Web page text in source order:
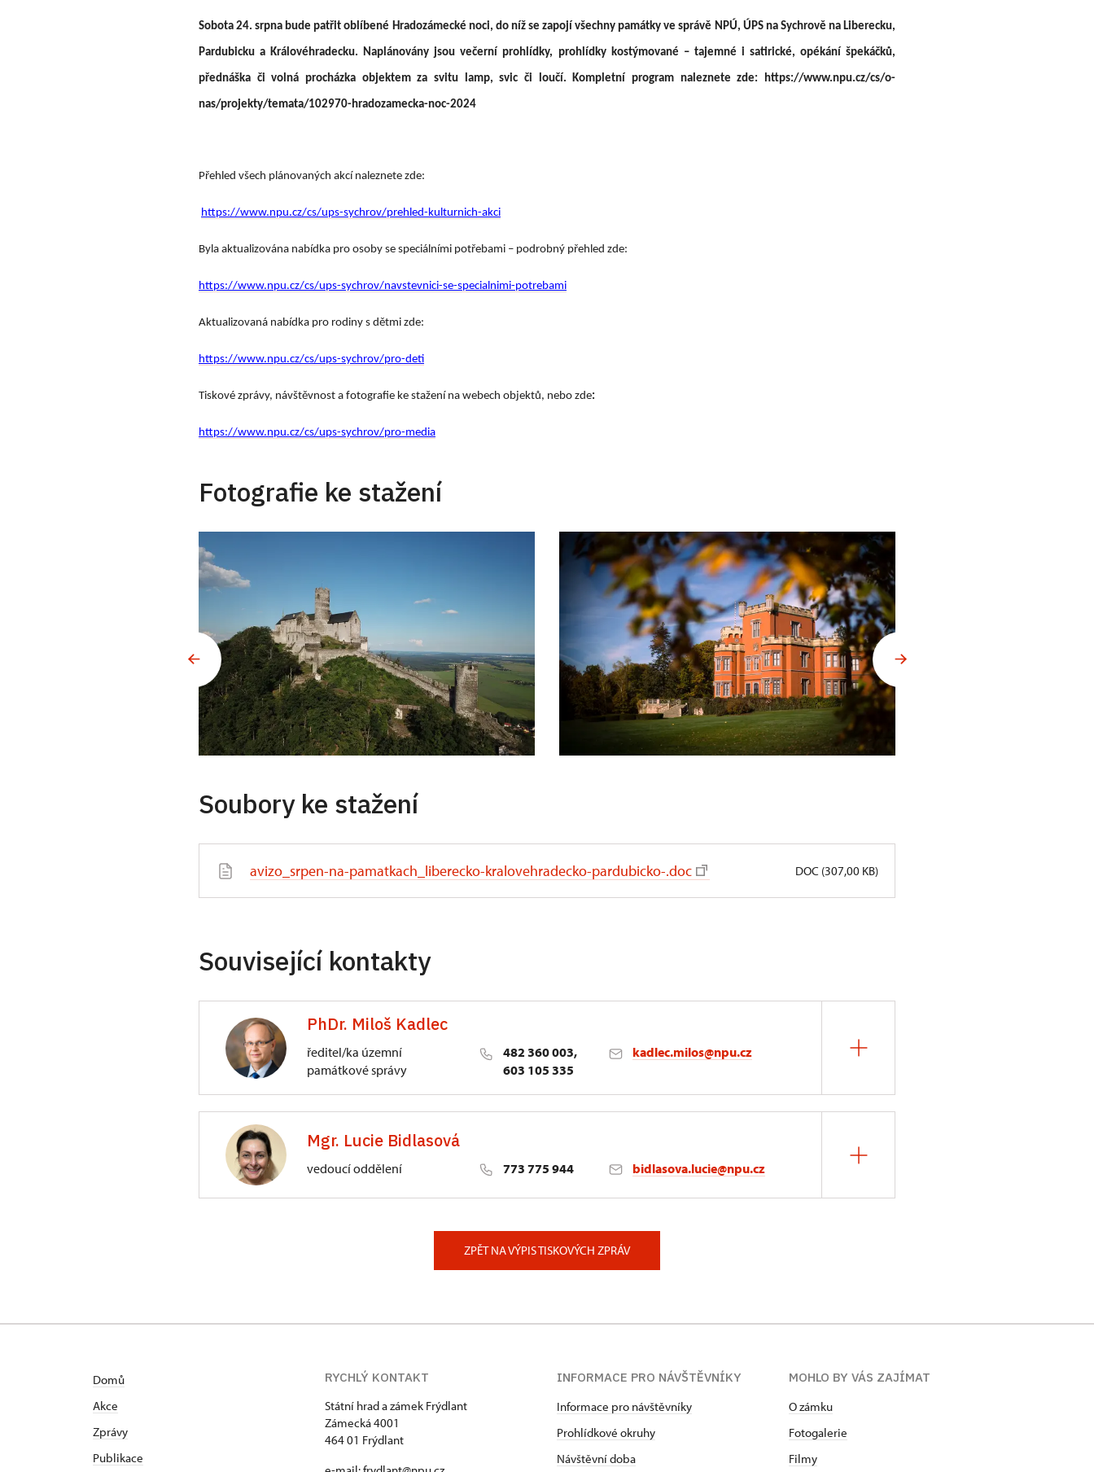
Sobota 24. srpna bude patřit oblíbené Hradozámecké noci, do níž se zapojí všechny památky ve správě NPÚ, ÚPS na Sychrově na Liberecku,
Pardubicku a Královéhradecku. Naplánovány jsou večerní prohlídky, prohlídky kostýmované – tajemné i satirické, opékání špekáčků,
přednáška či volná procházka objektem za svitu lamp, svic či loučí. Kompletní program naleznete zde: https://www.npu.cz/cs/o-
nas/projekty/temata/102970-hradozamecka-noc-2024
Přehled všech plánovaných akcí naleznete zde:
https://www.npu.cz/cs/ups-sychrov/prehled-kulturnich-akci
Byla aktualizována nabídka pro osoby se speciálními potřebami – podrobný přehled zde:
https://www.npu.cz/cs/ups-sychrov/navstevnici-se-specialnimi-potrebami
Aktualizovaná nabídka pro rodiny s dětmi zde:
https://www.npu.cz/cs/ups-sychrov/pro-deti
Tiskové zprávy, návštěvnost a fotografie ke stažení na webech objektů, nebo zde:
https://www.npu.cz/cs/ups-sychrov/pro-media
Fotografie ke stažení
Soubory ke stažení
avizo_srpen-na-pamatkach_liberecko-kralovehradecko-pardubicko-.doc DOC (307,00 KB)
Související kontakty
PhDr. Miloš Kadlec
ředitel/ka územní
památkové správy
482 360 003,
603 105 335
kadlec.milos@npu.cz
3/, Sychrov 3Mgr. Lucie Bidlasová
vedoucí oddělení 773 775 944 bidlasova.lucie@npu.cz
ZPĚT NA VÝPIS TISKOVÝCH ZPRÁV
Domů
Akce
Zprávy
Publikace
RYCHLÝ KONTAKT
Státní hrad a zámek Frýdlant
Zámecká 4001
464 01 Frýdlant
INFORMACE PRO NÁVŠTĚVNÍKY
Informace pro návštěvníky
Prohlídkové okruhy
Návštěvní doba
MOHLO BY VÁS ZAJÍMAT
O zámku
Fotogalerie
Filmy